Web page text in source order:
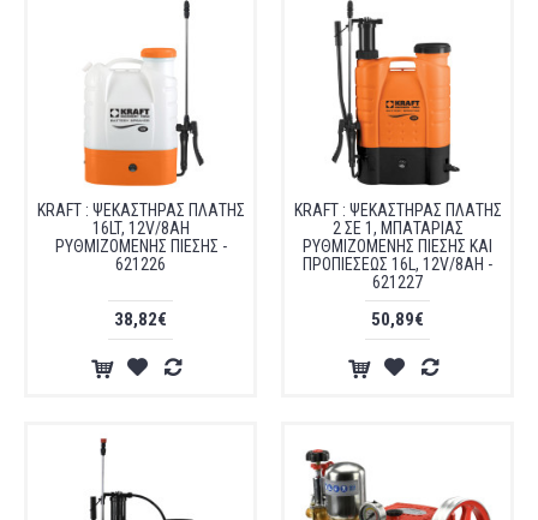
KRAFT : ΨΕΚΑΣΤΗΡΑΣ ΠΛΑΤΗΣ
16LT, 12V/8AH
ΡΥΘΜΙΖΟΜΕΝΗΣ ΠΙΕΣΗΣ -
621226
38,82€
KRAFT : ΨΕΚΑΣΤΗΡΑΣ ΠΛΑΤΗΣ
2 ΣΕ 1, ΜΠΑΤΑΡΙΑΣ
ΡΥΘΜΙΖΟΜΕΝΗΣ ΠΙΕΣΗΣ ΚΑΙ
ΠΡΟΠΙΕΣΕΩΣ 16L, 12V/8AH -
621227
50,89€